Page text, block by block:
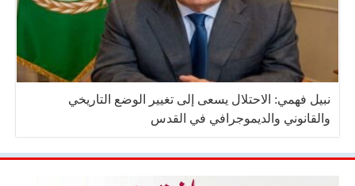
نبيل فهمي: الاحتلال يسعى إلى تغيير الوضع التاريخي
والقانوني والديموجرافي في القدس